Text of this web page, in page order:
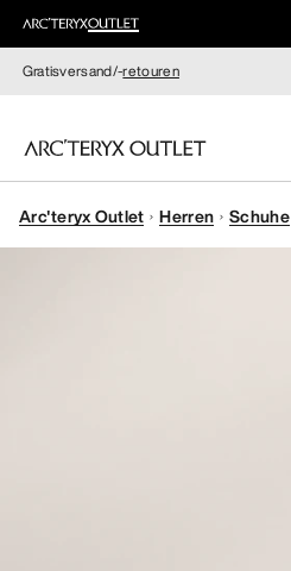
Gratisversand/-retouren
DAMEN
Arc'teryx Outlet Herren Schuhe